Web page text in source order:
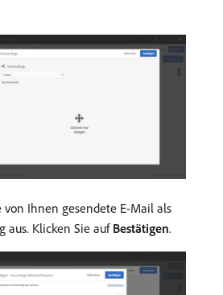
von Ihnen gesendete E-Mail als
aus. Klicken Sie auf Bestätigen.